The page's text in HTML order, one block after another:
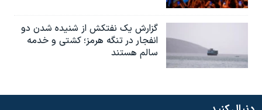
گزارش یک نفتکش از شنیده شدن دو
انفجار در تنگه هرمز؛ کشتی و خدمه
سالم هستند